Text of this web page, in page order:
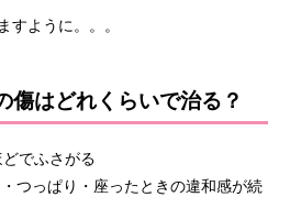
すように。。。
傷はどれくらいで治る？
でふさがる
つっぱり・座ったときの違和感が続